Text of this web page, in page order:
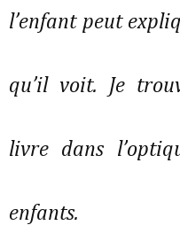
l’enfant peut
qu’il voit. Je
livre dans
enfants.